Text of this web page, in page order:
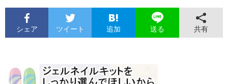
シェア ツイート 追加 送る 共有